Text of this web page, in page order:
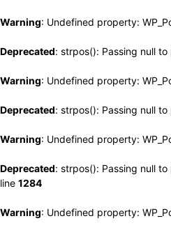
Warning: Undefined property:
Deprecated: strpos(): Passing null
Warning: Undefined property:
Deprecated: strpos(): Passing null
Warning: Undefined property:
Deprecated: strpos(): Passing null
line 1284
Warning: Undefined property: